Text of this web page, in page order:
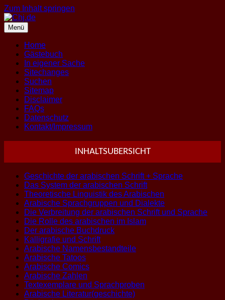
Zum Inhalt springen
Menü
Home
Gästebuch
In eigener Sache
Sitechanges
Suchen
Sitemap
Disclaimer
FAQs
Datenschutz
Kontakt/Impressum
INHALTSUBERSICHT
Geschichte der arabischen Schrift + Sprache
Das System der arabischen Schrift
Theoretische Linguistik des Arabischen
Arabische Sprachgruppen und Dialekte
Die Verbreitung der arabischen Schrift und Sprache
Die Rolle des arabischen im Islam
Der arabische Buchdruck
Kalligrafie und Schrift
Arabische Namensbestandteile
Arabische Tatoos
Arabische Comics
Arabische Zahlen
Textexemplare und Sprachproben
Arabische Literatur(geschichte)